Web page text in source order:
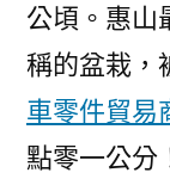
公頃。惠山
稱的盆栽，
車零件貿易
點零一公分